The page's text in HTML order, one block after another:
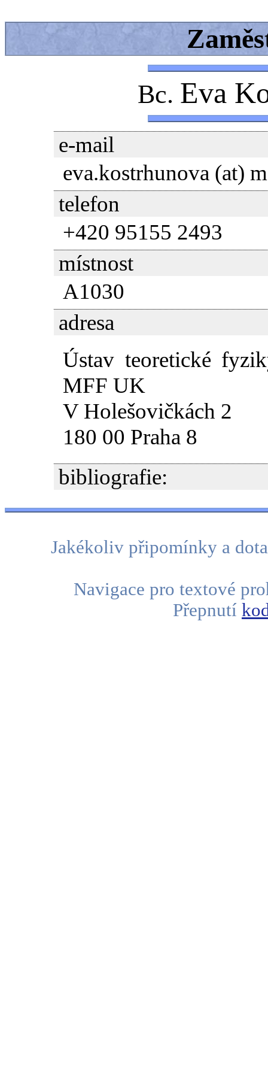
Bc. Eva
e-mail
eva.kostrhunova (at)
telefon
+420 95155 2493
místnost
A1030
adresa
Ústav teoretické
MFF UK
V Holešovičkách 2
180 00 Praha 8
bibliografie:
Jakékoliv připomínky a
Navigace pro textové
Přepnutí